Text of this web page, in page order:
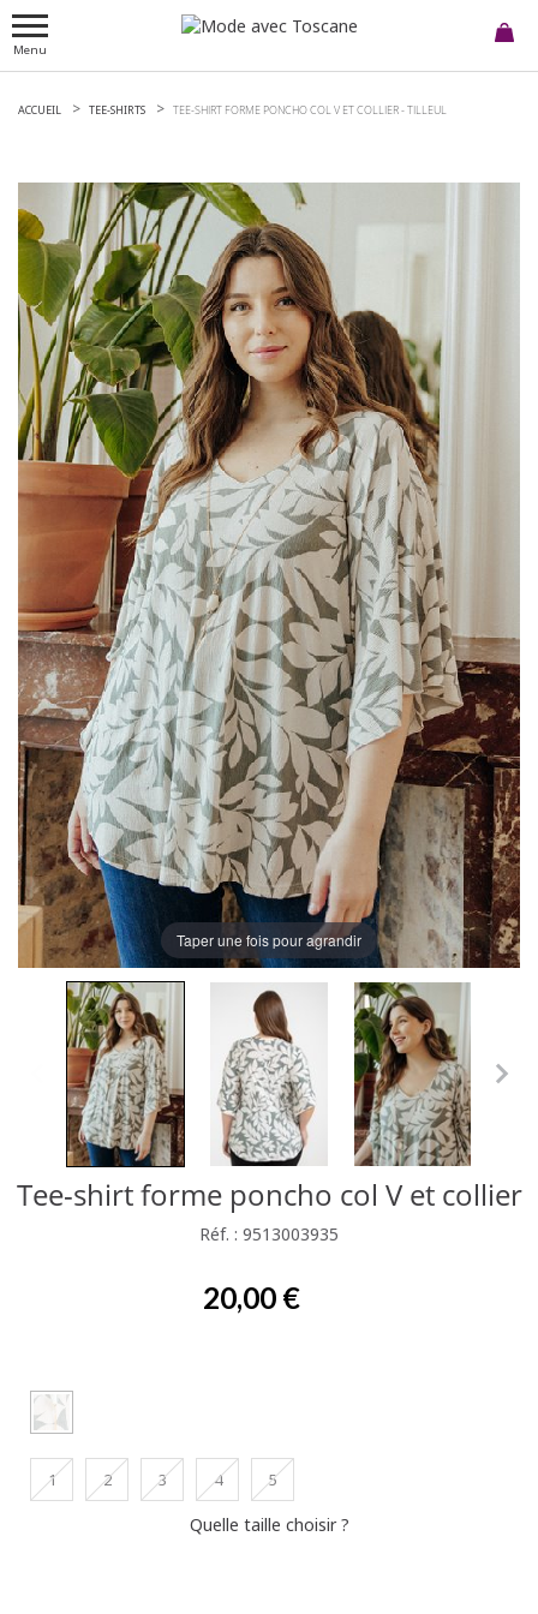
Menu
ACCUEIL TEE-SHIRTS TEE-SHIRT FORME PONCHO COL V ET COLLIER -TILLEUL
Taper une fois pour agrandir
Tee-shirt forme poncho col V et collier
Réf. : 9513003935
20,00 €
1 2 3 4 5
Quelle taille choisir ?